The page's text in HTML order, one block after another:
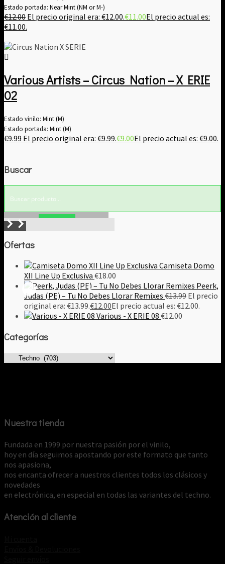
Estado portada: Near Mint (NM or M-)
€12.00 El precio original era: €12.00.€11.00El precio actual es:
€11.00.
Various Artists – Circus Nation – X ERIE
02
Estado vinilo: Mint (M)
Estado portada: Mint (M)
€9.99 El precio original era: €9.99.€9.00El precio actual es: €9.00.
Buscar
Ofertas
Camiseta Domo
XII Line Up Exclusiva €18.00
Peerk,
Judas (PE) – Tu No Debes Llorar Remixes €13.99 El precio
original era: €13.99.€12.00El precio actual es: €12.00.
Various - X ERIE 08 €12.00
Categorías
Nuestra tienda
Fundada en 1999 por nuestra pasión por el vinilo,
hoy en día seguimos apostando por este formato que tanto
nos apasiona,
nos encanta ofrecer a nuestros clientes todos los clásicos y
novedades
en electrónica, en especial en todas las variantes del techno.
Atención al cliente